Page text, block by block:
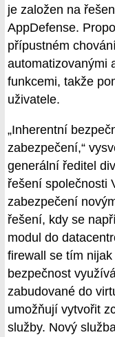
je založen na
AppDefense.
přípustném
automatizovanými
funkcemi, takže
uživatele.
„Inherentní
zabezpečení,“
generální ředitel
řešení společnosti
zabezpečení
řešení, kdy se
modul do
firewall se tím
bezpečnost
zabudované do
umožňují vytvořit
služby. Nový